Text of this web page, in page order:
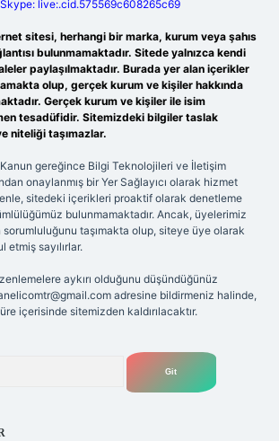
Skype: live:.cid.575569c608265c69
sitesi, herhangi bir marka, kurum veya şahıs
bulunmamaktadır. Sitede yalnızca kendi
paylaşılmaktadır. Burada yer alan içerikler
olup, gerçek kurum ve kişiler hakkında
Gerçek kurum ve kişiler ile isim
tesadüfidir. Sitemizdeki bilgiler taslak
niteliği taşımazlar.
Kanun gereğince Bilgi Teknolojileri ve İletişim
onaylanmış bir Yer Sağlayıcı olarak hizmet
sitedeki içerikleri proaktif olarak denetleme
bulunmamaktadır. Ancak, üyelerimiz
sorumluluğunu taşımakta olup, siteye üye olarak
etmiş sayılırlar.
aykırı olduğunu düşündüğünüz
adresine bildirmeniz halinde,
içerisinde sitemizden kaldırılacaktır.